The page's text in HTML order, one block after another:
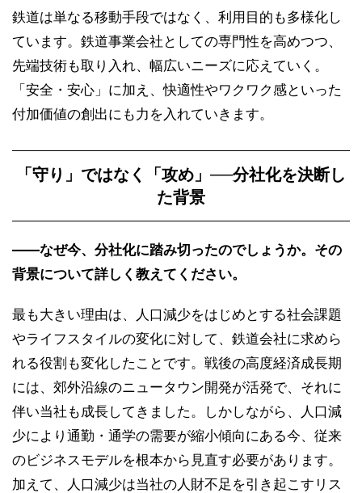
鉄道は単なる移動手段ではなく、利用目的も多様化し
ています。鉄道事業会社としての専門性を高めつつ、
先端技術も取り入れ、幅広いニーズに応えていく。
「安全・安心」に加え、快適性やワクワク感といった
付加価値の創出にも力を入れていきます。
「守り」ではなく「攻め」──分社化を決断し
た背景
――なぜ今、分社化に踏み切ったのでしょうか。その
背景について詳しく教えてください。
最も大きい理由は、人口減少をはじめとする社会課題
やライフスタイルの変化に対して、鉄道会社に求めら
れる役割も変化したことです。戦後の高度経済成長期
には、郊外沿線のニュータウン開発が活発で、それに
伴い当社も成長してきました。しかしながら、人口減
少により通勤・通学の需要が縮小傾向にある今、従来
のビジネスモデルを根本から見直す必要があります。
加えて、人口減少は当社の人財不足を引き起こすリス